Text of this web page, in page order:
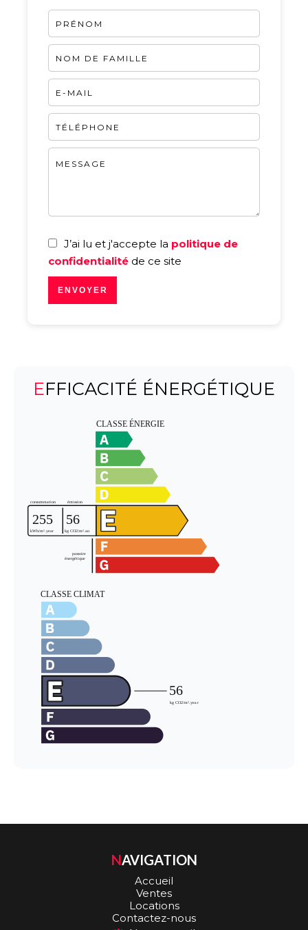
J’ai lu et j'accepte la politique de
confidentialité de ce site
ENVOYER
EFFICACITÉ ÉNERGÉTIQUE
NAVIGATION
Accueil
Ventes
Locations
Contactez-nous